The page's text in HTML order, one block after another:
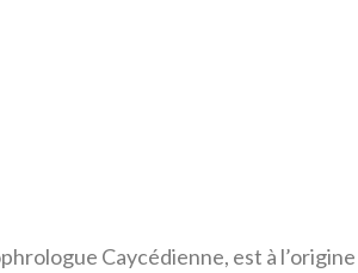
Caycédienne, est à